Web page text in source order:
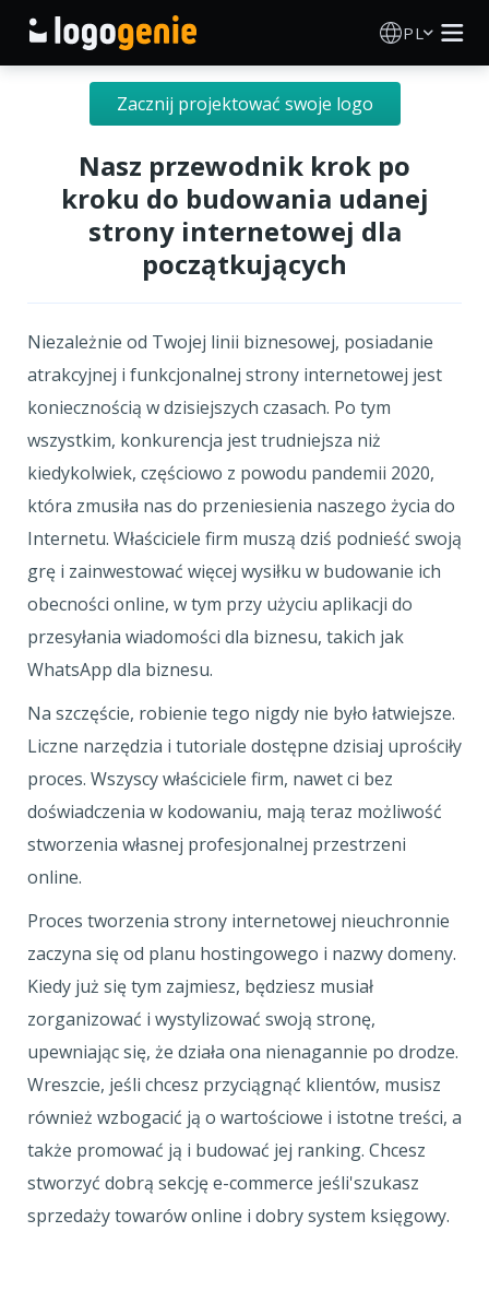
PL
Kreator Logo
Generator logo AI
Pomysły na logo
Produkty drukowane
O nas
Blog
ZALOGUJ SIĘ
Zacznij projektować swoje logo
Nasz przewodnik krok po
kroku do budowania udanej
strony internetowej dla
początkujących
Niezależnie od Twojej linii biznesowej, posiadanie
atrakcyjnej i funkcjonalnej strony internetowej jest
koniecznością w dzisiejszych czasach. Po tym
wszystkim, konkurencja jest trudniejsza niż
kiedykolwiek, częściowo z powodu pandemii 2020,
która zmusiła nas do przeniesienia naszego życia do
Internetu. Właściciele firm muszą dziś podnieść swoją
grę i zainwestować więcej wysiłku w budowanie ich
obecności online, w tym przy użyciu aplikacji do
przesyłania wiadomości dla biznesu, takich jak
WhatsApp dla biznesu.
Na szczęście, robienie tego nigdy nie było łatwiejsze.
Liczne narzędzia i tutoriale dostępne dzisiaj uprościły
proces. Wszyscy właściciele firm, nawet ci bez
doświadczenia w kodowaniu, mają teraz możliwość
stworzenia własnej profesjonalnej przestrzeni
online.
Proces tworzenia strony internetowej nieuchronnie
zaczyna się od planu hostingowego i nazwy domeny.
Kiedy już się tym zajmiesz, będziesz musiał
zorganizować i wystylizować swoją stronę,
upewniając się, że działa ona nienagannie po drodze.
Wreszcie, jeśli chcesz przyciągnąć klientów, musisz
również wzbogacić ją o wartościowe i istotne treści, a
także promować ją i budować jej ranking. Chcesz
stworzyć dobrą sekcję e-commerce jeśli'szukasz
sprzedaży towarów online i dobry system księgowy.